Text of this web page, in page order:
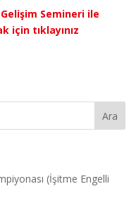
Semineri ile
için tıklayınız
(İşitme Engelli